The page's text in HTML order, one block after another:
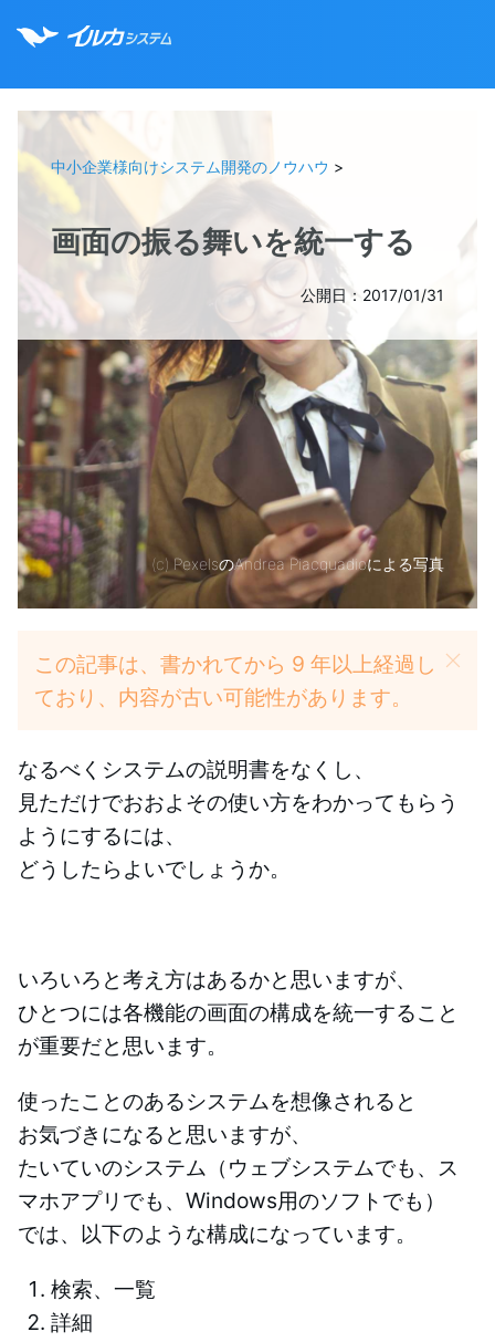
中小企業様向けシステム開発のノウハウ >
画面の振る舞いを統一する
公開日：2017/01/31
(c) PexelsのAndrea Piacquadioによる写真
この記事は、書かれてから 9 年以上経過し
ており、内容が古い可能性があります。
なるべくシステムの説明書をなくし、
見ただけでおおよその使い方をわかってもらう
ようにするには、
どうしたらよいでしょうか。
いろいろと考え方はあるかと思いますが、
ひとつには各機能の画面の構成を統一すること
が重要だと思います。
使ったことのあるシステムを想像されると
お気づきになると思いますが、
たいていのシステム（ウェブシステムでも、ス
マホアプリでも、Windows用のソフトでも）
では、以下のような構成になっています。
検索、一覧
詳細